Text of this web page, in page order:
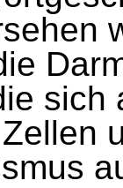
sich